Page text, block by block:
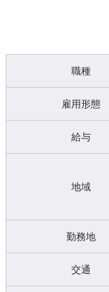
職種
雇用形態
給与
地域
勤務地
交通